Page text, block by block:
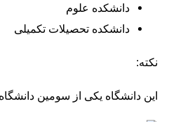
دانشکده علوم
دانشکده تحصیلات تکمیلی
نکته:
این دانشگاه یکی از سومین